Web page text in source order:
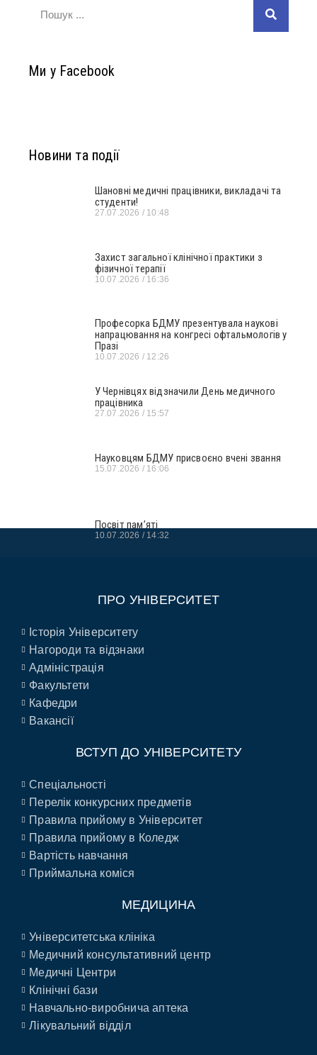
Ми у Facebook
Новини та події
Шановні медичні працівники, викладачі та
студенти!
27.07.2026 10:48
Захист загальної клінічної практики з
фізичної терапії
10.07.2026 16:36
Професорка БДМУ презентувала наукові
напрацювання на конгресі офтальмологів у
Празі
10.07.2026 12:26
У Чернівцях відзначили День медичного
працівника
27.07.2026 15:57
Науковцям БДМУ присвоєно вчені звання
15.07.2026 16:06
Посвіт пам’яті
10.07.2026 14:32
ПРО УНІВЕРСИТЕТ
Історія Університету
Нагороди та відзнаки
Адміністрація
Факультети
Кафедри
Вакансії
ВСТУП ДО УНІВЕРСИТЕТУ
Спеціальності
Перелік конкурсних предметів
Правила прийому в Університет
Правила прийому в Коледж
Вартість навчання
Приймальна коміся
МЕДИЦИНА
Університетська клініка
Медичний консультативний центр
Медичні Центри
Клінічні бази
Навчально-виробнича аптека
Лікувальний відділ